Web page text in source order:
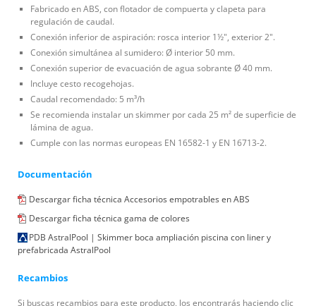
Fabricado en ABS, con flotador de compuerta y clapeta para
regulación de caudal.
Conexión inferior de aspiración: rosca interior 1½", exterior 2".
Conexión simultánea al sumidero: Ø interior 50 mm.
Conexión superior de evacuación de agua sobrante Ø 40 mm.
Incluye cesto recogehojas.
Caudal recomendado: 5 m³/h
Se recomienda instalar un skimmer por cada 25 m² de superficie de
lámina de agua.
Cumple con las normas europeas EN 16582-1 y EN 16713-2.
Documentación
Descargar ficha técnica Accesorios empotrables en ABS
Descargar ficha técnica gama de colores
PDB AstralPool | Skimmer boca ampliación piscina con liner y
prefabricada AstralPool
Recambios
Si buscas recambios para este producto, los encontrarás haciendo clic